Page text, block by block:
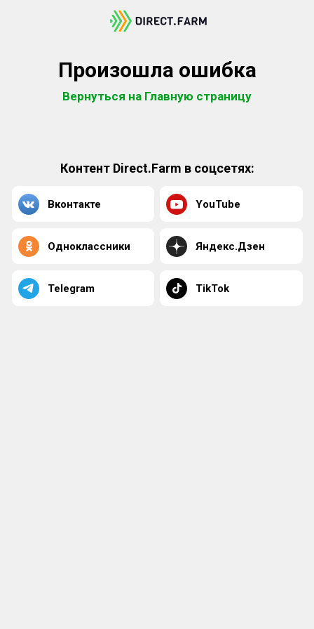
Произошла ошибка
Вернуться на Главную страницу
Контент Direct.Farm в соцсетях:
Вконтакте YouTube
Одноклассники Яндекс.Дзен
Telegram TikTok